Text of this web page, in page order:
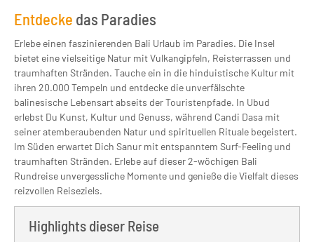
Entdecke das Paradies
Erlebe einen faszinierenden Bali Urlaub im Paradies. Die Insel
bietet eine vielseitige Natur mit Vulkangipfeln, Reisterrassen und
traumhaften Stränden. Tauche ein in die hinduistische Kultur mit
ihren 20.000 Tempeln und entdecke die unverfälschte
balinesische Lebensart abseits der Touristenpfade. In Ubud
erlebst Du Kunst, Kultur und Genuss, während Candi Dasa mit
seiner atemberaubenden Natur und spirituellen Rituale begeistert.
Im Süden erwartet Dich Sanur mit entspanntem Surf-Feeling und
traumhaften Stränden. Erlebe auf dieser 2-wöchigen Bali
Rundreise unvergessliche Momente und genieße die Vielfalt dieses
reizvollen Reiseziels.
Highlights dieser Reise